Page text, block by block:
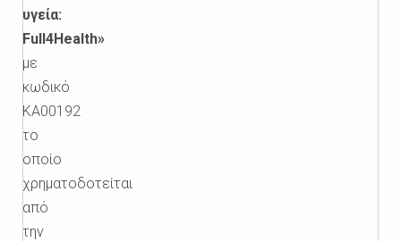
υγεία:
Full4Health»
με
κωδικό
ΚΑ00192
το
οποίο
χρηματοδοτείται
από
την